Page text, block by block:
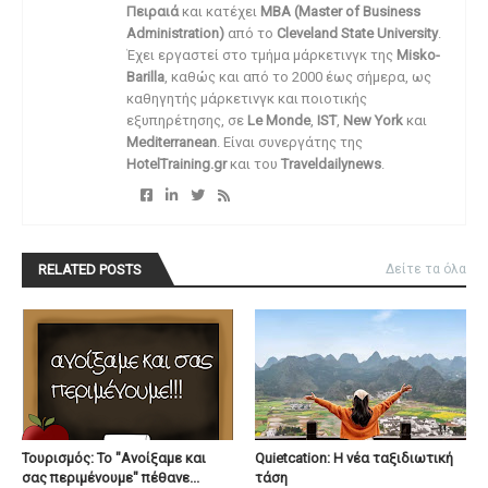
Πειραιάκαι κατέχει MBA (Master of Business
Administration) από το Cleveland State University.
Έχει εργαστεί στο τμήμα μάρκετινγκ της Misko-
Barilla, καθώς και από το 2000 έως σήμερα, ως
καθηγητής μάρκετινγκ και ποιοτικής
εξυπηρέτησης, σε Le Monde, IST, New York και
Mediterranean. Είναι συνεργάτης της
HotelTraining.grκαι του Traveldailynews.
RELATED POSTS Δείτε τα όλα
Τουρισμός: Το "Ανοίξαμε και
σας περιμένουμε" πέθανε...
Quietcation: Η νέα ταξιδιωτική
τάση